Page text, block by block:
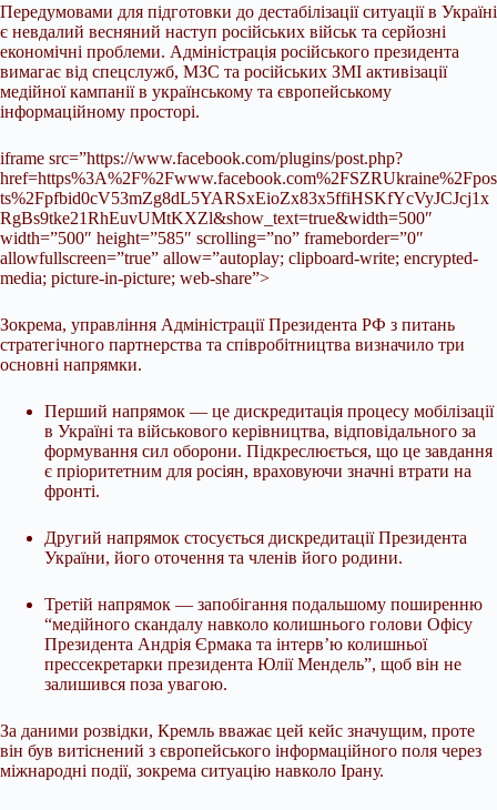
Передумовами для підготовки до дестабілізації ситуації в Україні
є невдалий весняний наступ російських військ та серйозні
економічні проблеми. Адміністрація російського президента
вимагає від спецслужб, МЗС та російських ЗМІ активізації
медійної кампанії в українському та європейському
інформаційному просторі.
iframe src=”https://www.facebook.com/plugins/post.php?
href=https%3A%2F%2Fwww.facebook.com%2FSZRUkraine%2Fpos
ts%2Fpfbid0cV53mZg8dL5YARSxEioZx83x5ffiHSKfYcVyJCJcj1x
RgBs9tke21RhEuvUMtKXZl&show_text=true&width=500″
width=”500″ height=”585″ scrolling=”no” frameborder=”0″
allowfullscreen=”true” allow=”autoplay; clipboard-write; encrypted-
media; picture-in-picture; web-share”>
Зокрема, управління Адміністрації Президента РФ з питань
стратегічного партнерства та співробітництва визначило три
основні напрямки.
Перший напрямок — це дискредитація процесу мобілізації
в Україні та військового керівництва, відповідального за
формування сил оборони. Підкреслюється, що це завдання
є пріоритетним для росіян, враховуючи значні втрати на
фронті.
Другий напрямок стосується дискредитації Президента
України, його оточення та членів його родини.
Третій напрямок — запобігання подальшому поширенню
“медійного скандалу навколо колишнього голови Офісу
Президента Андрія Єрмака та інтерв’ю колишньої
прессекретарки президента Юлії Мендель”, щоб він не
залишився поза увагою.
За даними розвідки, Кремль вважає цей кейс значущим, проте
він був витіснений з європейського інформаційного поля через
міжнародні події, зокрема ситуацію навколо Ірану.